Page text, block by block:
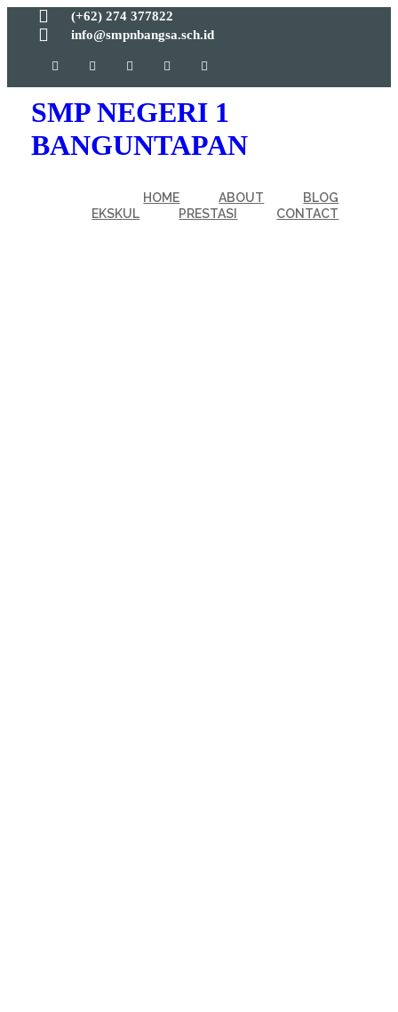
(+62) 274 377822
info@smpnbangsa.sch.id
SMP NEGERI 1
BANGUNTAPAN
HOME ABOUT
BLOG
EKSKUL
PRESTASI CONTACT